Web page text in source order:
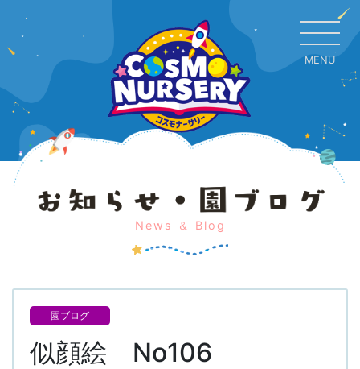
MENU
News ＆ Blog
園ブログ
似顔絵 No106